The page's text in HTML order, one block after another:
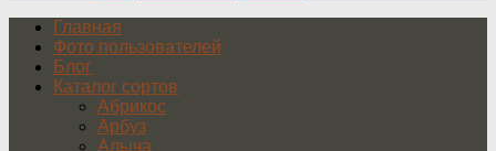
Главная
Фото пользователей
Блог
Каталог сортов
Абрикос
Арбуз
Алыча